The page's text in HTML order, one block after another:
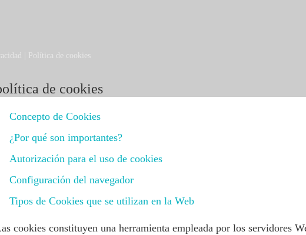
Política de cookies
de cookies
Concepto de Cookies
¿Por qué son importantes?
Autorización para el uso de cookies
Configuración del navegador
Tipos de Cookies que se utilizan en la Web
cookies constituyen una herramienta empleada por los servidores